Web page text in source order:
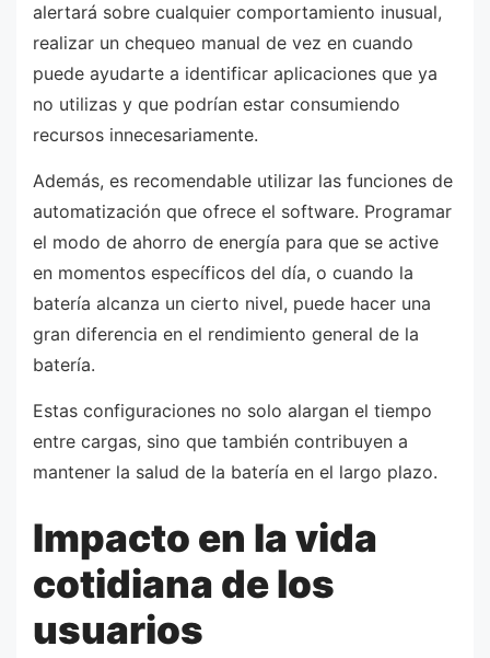
alertará sobre cualquier comportamiento inusual,
realizar un chequeo manual de vez en cuando
puede ayudarte a identificar aplicaciones que ya
no utilizas y que podrían estar consumiendo
recursos innecesariamente.
Además, es recomendable utilizar las funciones de
automatización que ofrece el software. Programar
el modo de ahorro de energía para que se active
en momentos específicos del día, o cuando la
batería alcanza un cierto nivel, puede hacer una
gran diferencia en el rendimiento general de la
batería.
Estas configuraciones no solo alargan el tiempo
entre cargas, sino que también contribuyen a
mantener la salud de la batería en el largo plazo.
Impacto en la vida
cotidiana de los
usuarios